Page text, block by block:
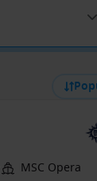
MSC Opera